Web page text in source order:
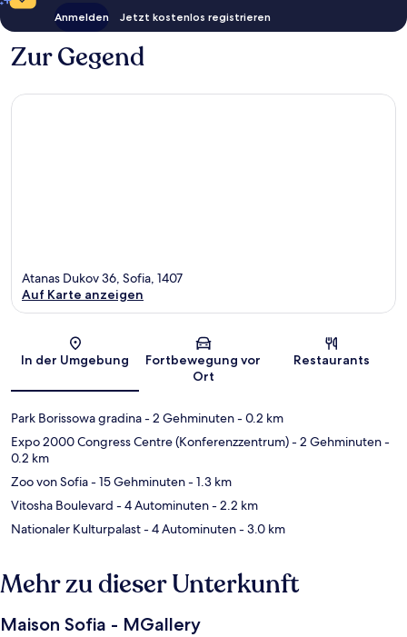
Anmelden Jetzt kostenlos registrieren
Zur Gegend
Karte
Atanas Dukov 36, Sofia, 1407
Auf Karte anzeigen
In der Umgebung
Fortbewegung vor
Ort
Restaurants
Park Borissowa gradina- 2 Gehminuten- 0.2 km
Expo 2000 Congress Centre (Konferenzzentrum)- 2 Gehminuten-
0.2 km
Zoo von Sofia- 15 Gehminuten- 1.3 km
Vitosha Boulevard - 4 Autominuten- 2.2 km
Nationaler Kulturpalast- 4 Autominuten- 3.0 km
Mehr zu dieser Unterkunft
Maison Sofia - MGallery